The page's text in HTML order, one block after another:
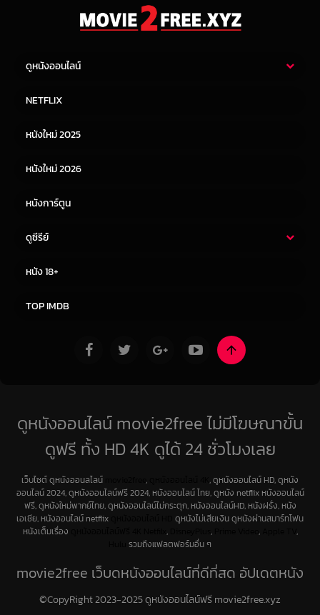
ดูหนังออนไลน์
หนังจีน
NETFLIX
หนังใหม่ 2025
หนังใหม่ 2026
หนังการ์ตูน
ดูซีรีย์
หนัง 18+
TOP IMDB
ดูหนังออนไลน์ movie2free ไม่มีโฆษณาขั้น
ดูฟรี ทั้ง HD 4K ดูได้ 24 ชั่วโมงเลย
เว็บไซต์ ดูหนังออนลไลน์ ,
, ดูหนังออนไลน์ HD, ดูหนัง
ออนไลน์ 2024, ดูหนังออนไลน์ฟรี 2024, หนังออนไลน์ ไทย, ดูหนัง netflix หนังออนไลน์
ฟรี, ดูหนังใหม่พากย์ไทย, ดูหนังออนไลน์ไม่กระตุก, หนังออนไลน์HD, หนังฝรั่ง, หนัง
เอเชีย, หนังออนไลน์ netflix
ดูหนังไม่เสียเงิน ดูหนังผ่านสมาร์ทโฟน
หนังเต็มเรื่อง
, , ,
,
รวมถึงแฟลตฟอร์มอื่น ๆ
movie2free เว็บดูหนังออนไลน์ที่ดีที่สุด อัปเดตหนัง
ใหม่ทุกวัน
©CopyRight 2023-2025 ดูหนังออนไลน์ฟรี movie2free.xyz